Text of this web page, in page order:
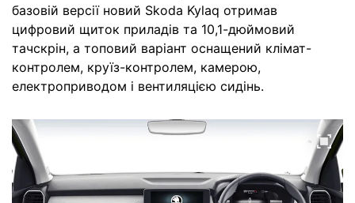
базовій версії новий Skoda Kylaq отримав
цифровий щиток приладів та 10,1-дюймовий
тачскрін, а топовий варіант оснащений клімат-
контролем, круїз-контролем, камерою,
електроприводом і вентиляцією сидінь.